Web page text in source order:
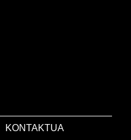
KONTAKTUA